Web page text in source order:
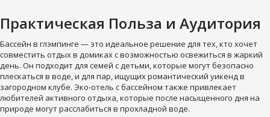
Практическая Польза и Аудитория
Бассейн в глэмпинге — это идеальное решение для тех, кто хочет
совместить отдых в домиках с возможностью освежиться в жаркий
день. Он подходит для семей с детьми, которые могут безопасно
плескаться в воде, и для пар, ищущих романтический уикенд в
загородном клубе. Эко-отель с бассейном также привлекает
любителей активного отдыха, которые после насыщенного дня на
природе могут расслабиться в прохладной воде.